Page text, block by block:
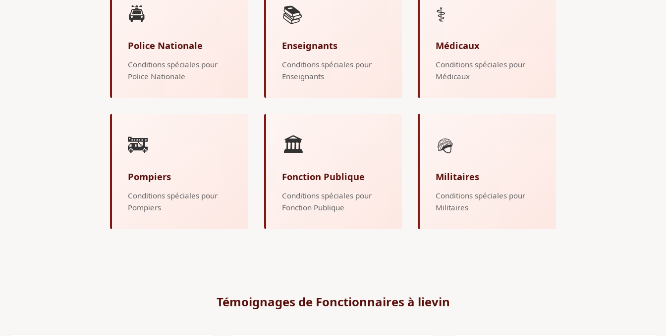
🚔
Police Nationale
Conditions spéciales pour
Police Nationale
📚
Enseignants
Conditions spéciales pour
Enseignants
⚕️
Médicaux
Conditions spéciales pour
Médicaux
🚒
Pompiers
Conditions spéciales pour
Pompiers
🏛️
Fonction Publique
Conditions spéciales pour
Fonction Publique
🪖
Militaires
Conditions spéciales pour
Militaires
Témoignages de Fonctionnaires à lievin